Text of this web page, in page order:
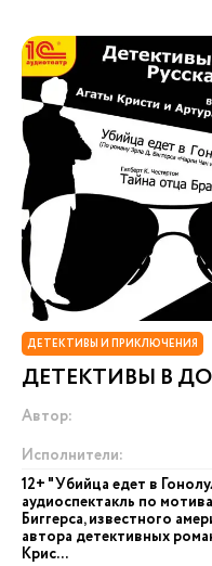
ДЕТЕКТИВЫ И ПРИКЛЮЧЕНИЯ
ДЕТЕКТИВЫ В
Автор:
Исполнители:
12+ "Убийца едет в
аудиоспектакль по
Биггерса, известного
автора детективных
Крис...